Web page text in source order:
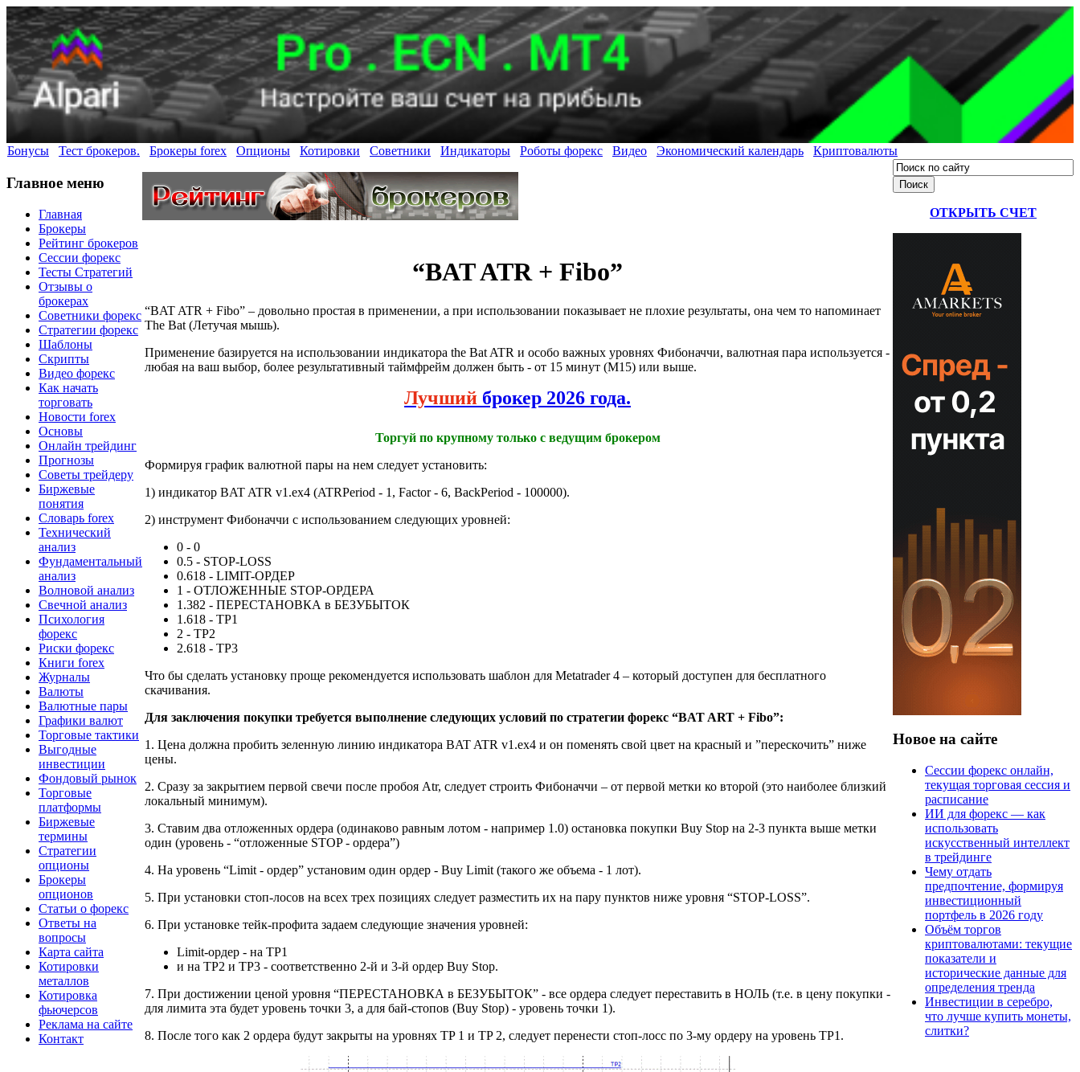
Бонусы Тест брокеров. Брокеры forex Опционы Котировки Советники Индикаторы Роботы форекс Видео Экономический календарь Криптовалюты
Главное меню
Главная
Брокеры
Рейтинг брокеров
Сессии форекс
Тесты Стратегий
Отзывы о
брокерах
Советники форекс
Стратегии форекс
Шаблоны
Скрипты
Видео форекс
Как начать
торговать
Новости forex
Основы
Онлайн трейдинг
Прогнозы
Советы трейдеру
Биржевые
понятия
Словарь forex
Технический
анализ
Фундаментальный
анализ
Волновой анализ
Свечной анализ
Психология
форекс
Риски форекс
Книги forex
Журналы
Валюты
Валютные пары
Графики валют
Торговые тактики
Выгодные
инвестиции
Фондовый рынок
Торговые
платформы
Биржевые
термины
Стратегии
опционы
Брокеры
опционов
Статьи о форекс
Ответы на
вопросы
Карта сайта
Котировки
металлов
Котировка
фьючерсов
Реклама на сайте
Контакт
“BAT ATR + Fibo”
“BAT ATR + Fibo” – довольно простая в применении, а при использовании показывает не плохие результаты, она чем то напоминает
The Bat (Летучая мышь).
Применение базируется на использовании индикатора the Bat ATR и особо важных уровнях Фибоначчи, валютная пара используется -
любая на ваш выбор, более результативный таймфрейм должен быть - от 15 минут (М15) или выше.
Лучший брокер 2026 года.
Торгуй по крупному только с ведущим брокером
Формируя график валютной пары на нем следует установить:
1) индикатор BAT ATR v1.ex4 (ATRPeriod - 1, Factor - 6, BackPeriod - 100000).
2) инструмент Фибоначчи с использованием следующих уровней:
0 - 0
0.5 - STOP-LOSS
0.618 - LIMIT-ОРДЕР
1 - ОТЛОЖЕННЫЕ STOP-ОРДЕРА
1.382 - ПЕРЕСТАНОВКА в БЕЗУБЫТОК
1.618 - TP1
2 - TP2
2.618 - TP3
Что бы сделать установку проще рекомендуется использовать шаблон для Metatrader 4 – который доступен для бесплатного
скачивания.
Для заключения покупки требуется выполнение следующих условий по стратегии форекс “BAT ART + Fibo”:
1. Цена должна пробить зеленную линию индикатора BAT ATR v1.ex4 и он поменять свой цвет на красный и ”перескочить” ниже
цены.
2. Сразу за закрытием первой свечи после пробоя Atr, следует строить Фибоначчи – от первой метки ко второй (это наиболее близкий
локальный минимум).
3. Ставим два отложенных ордера (одинаково равным лотом - например 1.0) остановка покупки Buy Stop на 2-3 пункта выше метки
один (уровень - “отложенные STOP - ордера”)
4. На уровень “Limit - ордер” установим один ордер - Buy Limit (такого же объема - 1 лот).
5. При установки стоп-лосов на всех трех позициях следует разместить их на пару пунктов ниже уровня “STOP-LOSS”.
6. При установке тейк-профита задаем следующие значения уровней:
Limit-ордер - на TP1
и на TP2 и TP3 - соответственно 2-й и 3-й ордер Buy Stop.
7. При достижении ценой уровня “ПЕРЕСТАНОВКА в БЕЗУБЫТОК” - все ордера следует переставить в НОЛЬ (т.е. в цену покупки -
для лимита эта будет уровень точки 3, а для бай-стопов (Buy Stop) - уровень точки 1).
8. После того как 2 ордера будут закрыты на уровнях TP 1 и TP 2, следует перенести стоп-лосс по 3-му ордеру на уровень TP1.
ОТКРЫТЬ СЧЕТ
Новое на сайте
Сессии форекс онлайн,
текущая торговая сессия и
расписание
ИИ для форекс — как
использовать
искусственный интеллект
в трейдинге
Чему отдать
предпочтение, формируя
инвестиционный
портфель в 2026 году
Объём торгов
криптовалютами: текущие
показатели и
исторические данные для
определения тренда
Инвестиции в серебро,
что лучше купить монеты,
слитки?